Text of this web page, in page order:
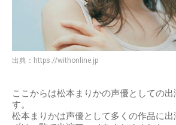
出典： https://withonline.jp
ここからは松本まりかの声優としての
す。
松本まりかは声優として多くの作品に出